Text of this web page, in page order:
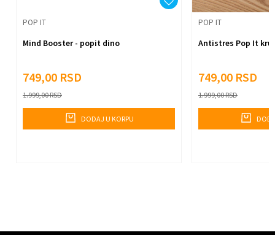
POP IT
Mind Booster - popit dino
749,00 RSD
1.999,00RSD
DODAJ U KORPU
POP IT
Antistres Pop It
749,00 RSD
1.999,00RSD